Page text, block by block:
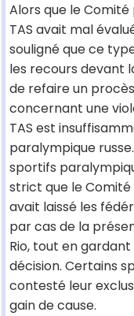
Alors que le
TAS avait mal
souligné que ce
les recours devant
de refaire un
concernant une
TAS est
paralympique
sportifs
strict que le
avait laissé les
par cas de la
Rio, tout en
décision. Certains
contesté leur
gain de cause.